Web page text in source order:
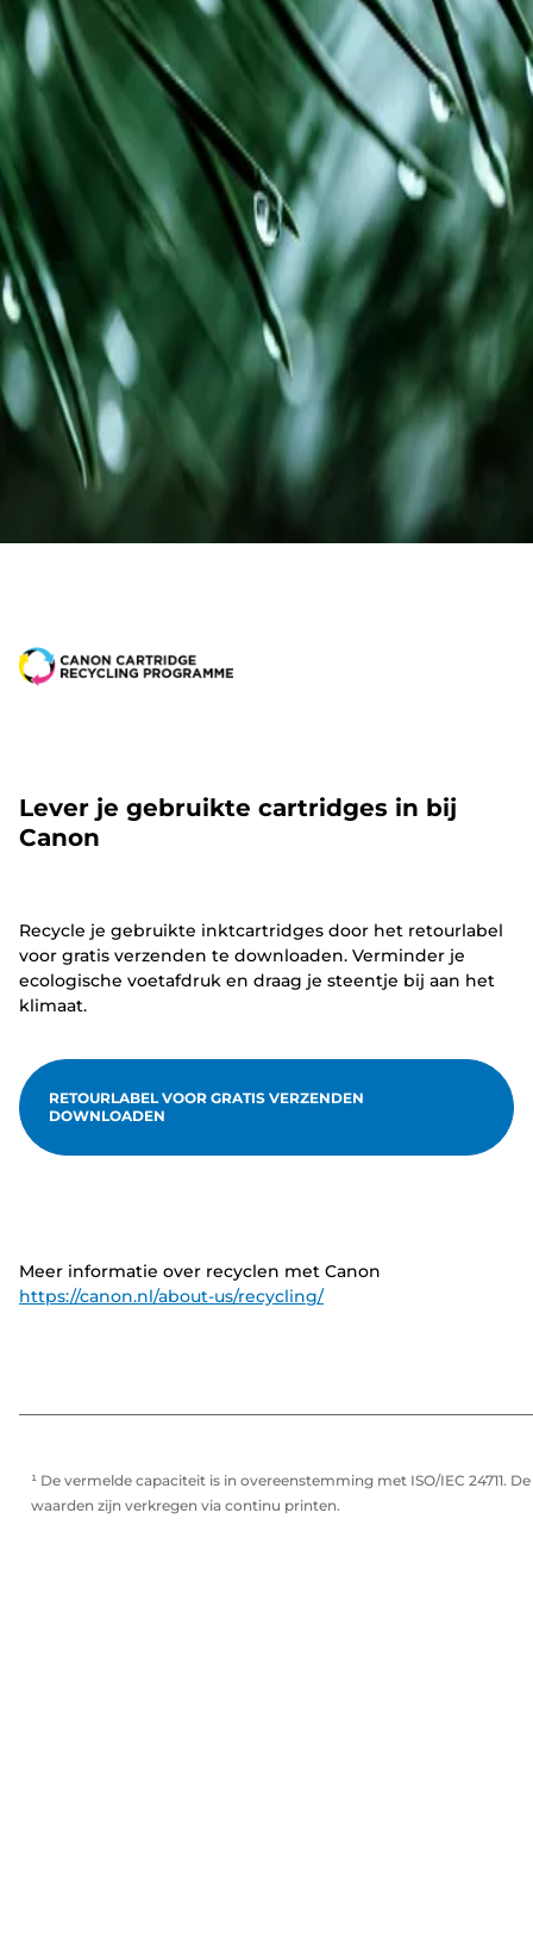
Lever je gebruikte cartridges in bij
Canon
Recycle je gebruikte inktcartridges door het retourlabel
voor gratis verzenden te downloaden. Verminder je
ecologische voetafdruk en draag je steentje bij aan het
klimaat.
RETOURLABEL VOOR GRATIS VERZENDEN
DOWNLOADEN
Meer informatie over recyclen met Canon
https://canon.nl/about-us/recycling/
¹ De vermelde capaciteit is in overeenstemming met ISO/IEC 24711. De
waarden zijn verkregen via continu printen.